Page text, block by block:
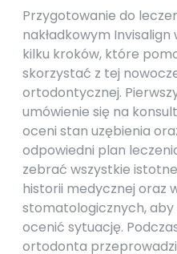
Przygotowanie do
nakładkowym
kilku kroków, które
skorzystać z tej
ortodontycznej.
umówienie się na
oceni stan uzębienia
odpowiedni plan
zebrać wszystkie
historii medycznej oraz
stomatologicznych, aby
ocenić sytuację.
ortodonta